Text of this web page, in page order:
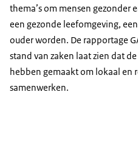
thema’s om mensen gezonder
een gezonde leefomgeving,
ouder worden. De rapportage
stand van zaken laat zien dat
hebben gemaakt om lokaal en
samenwerken.